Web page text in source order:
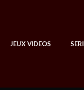
JEUX VIDEOS